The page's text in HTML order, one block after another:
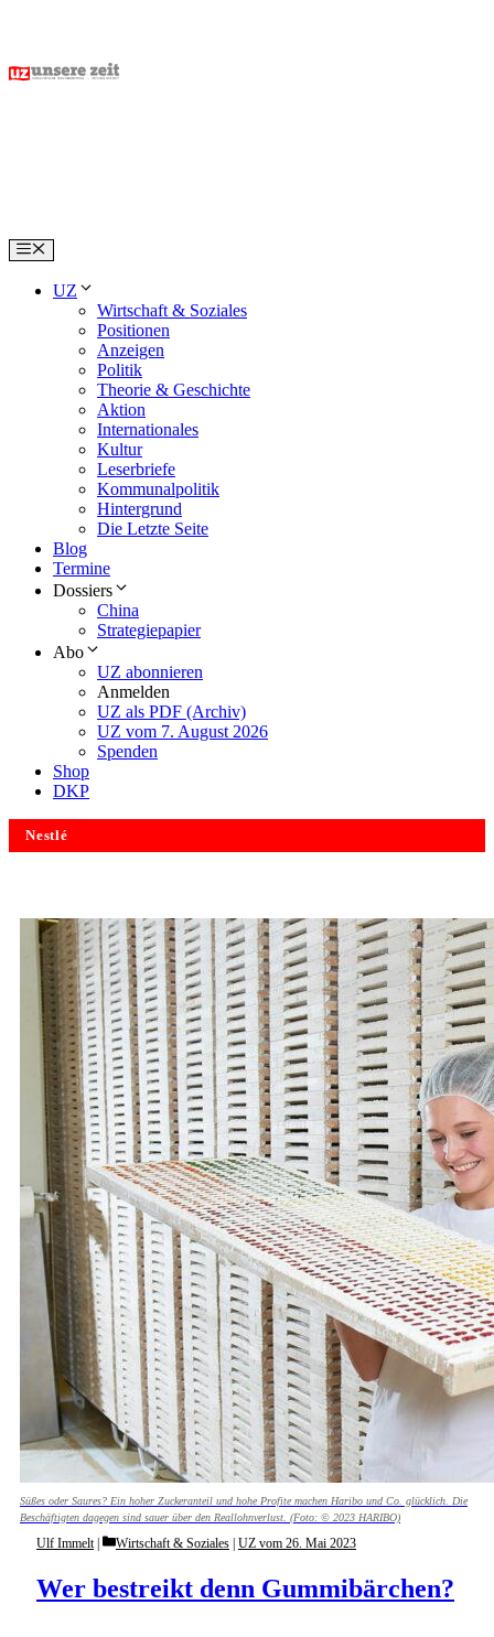
content
Menu
UZ
Wirtschaft & Soziales
Positionen
Anzeigen
Politik
Theorie & Geschichte
Aktion
Internationales
Kultur
Leserbriefe
Kommunalpolitik
Hintergrund
Die Letzte Seite
Blog
Termine
Dossiers
China
Strategiepapier
Abo
UZ abonnieren
Anmelden
UZ als PDF (Archiv)
UZ vom 7. August 2026
Spenden
Shop
DKP
Nestlé
Süßes oder Saures? Ein hoher Zuckeranteil und hohe Profite machen Haribo und Co. glücklich. Die
Beschäftigten dagegen sind sauer über den Reallohnverlust. (Foto: © 2023 HARIBO)
Wer bestreikt denn Gummibärchen?
Ulf Immelt Categories
Wirtschaft & Soziales UZ vom 26. Mai 2023